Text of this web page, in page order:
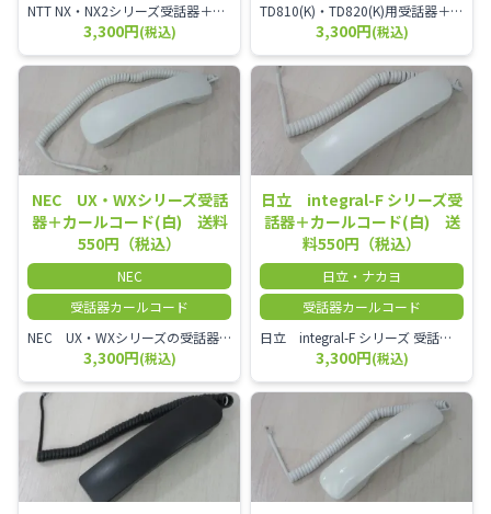
NTT NX・NX2シリーズ受話器＋カールコード
3,300円(税込)
TD810(K)・TD820(K)用受話器＋カールコード セット／本商品は中古品となります。 写真では分かりにくいキズ・汚れなどの使用感があります。 予めご理解・ご了承頂きますようお願いいたします。
3,300円(税込)
NEC UX・WXシリーズ受話
器＋カールコード(白) 送料
550円（税込）
NEC
受話器カールコード
NEC UX・WXシリーズの受話器とカールコードセット／本商品は中古品となります。 写真では分かりにくいキズ・汚れなどの使用感があります。 経年変化で日焼けの色味が強くなる場合がございます。 予めご理解・ご了承頂きますようお願いいたします。
3,300円(税込)
日立 integral-F シリーズ受
話器＋カールコード(白) 送
料550円（税込）
日立・ナカヨ
受話器カールコード
日立 integral-F シリーズ 受話器＋カールコード セット（白）／本商品は中古品となります。 写真では分かりにくいキズ・汚れなどの使用感があります。 経年変化で日焼けの色味が強くなる場合がございます。 予めご理解・ご了承頂きますようお願いいたします。
3,300円(税込)